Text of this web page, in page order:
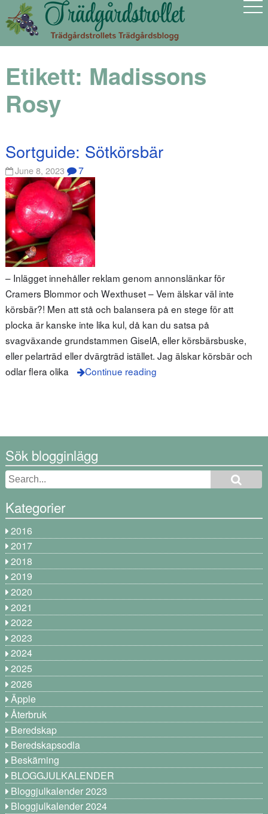
Etikett: Madissons
Rosy
Sortguide: Sötkörsbär
June 8, 2023 7
– Inlägget innehåller reklam genom annonslänkar för
Cramers Blommor och Wexthuset – Vem älskar väl inte
körsbär?! Men att stå och balansera på en stege för att
plocka är kanske inte lika kul, då kan du satsa på
svagväxande grundstammen GiselA, eller körsbärsbuske,
eller pelarträd eller dvärgträd istället. Jag älskar körsbär och
odlar flera olika
Continue reading
Sök blogginlägg
Kategorier
2016
2017
2018
2019
2020
2021
2022
2023
2024
2025
2026
Äpple
Återbruk
Beredskap
Beredskapsodla
Beskärning
BLOGGJULKALENDER
Bloggjulkalender 2023
Bloggjulkalender 2024